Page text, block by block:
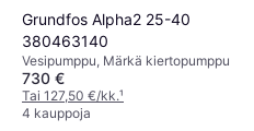
Grundfos Alpha2 25-40
380463140
Vesipumppu, Märkä kiertopumppu
730 €
Tai 127,50 €/kk.¹
4 kauppoja